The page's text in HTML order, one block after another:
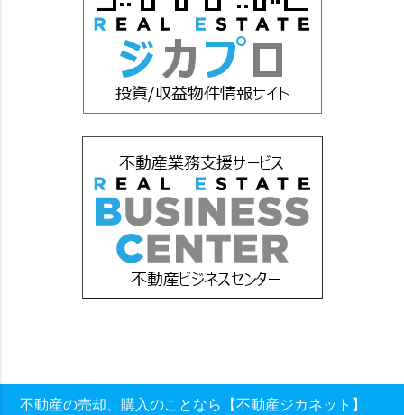
不動産の売却、購入のことなら【不動産ジカネット】